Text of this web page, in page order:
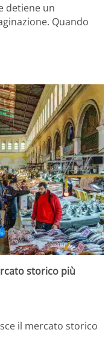
detiene un
Quando
storico più
il mercato storico